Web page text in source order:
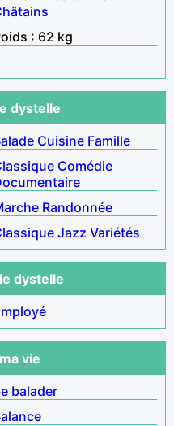
: 62 kg
dystelle
Cuisine Famille
Comédie
Randonnée
Jazz Variétés
dystelle
vie
balader